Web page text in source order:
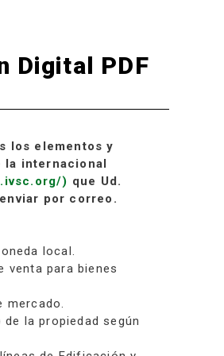
Digital PDF
los elementos y
la internacional
) que Ud.
por correo.
local.
venta para bienes
mercado.
la propiedad según